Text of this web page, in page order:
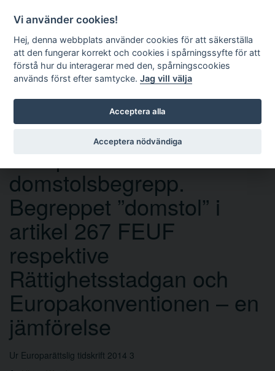
Sök
domstolsbegrepp.
Begreppet ”domstol” i
artikel 267 FEUF
respektive
Rättighetsstadgan och
Europakonventionen – en
jämförelse
Ur Europarättslig tidskrift 2014 3
Vi använder cookies!
Hej, denna webbplats använder cookies för att säkerställa
att den fungerar korrekt och cookies i spårningssyfte för att
förstå hur du interagerar med den, spårningscookies
används först efter samtycke.Jag vill välja
Acceptera alla
Acceptera nödvändiga